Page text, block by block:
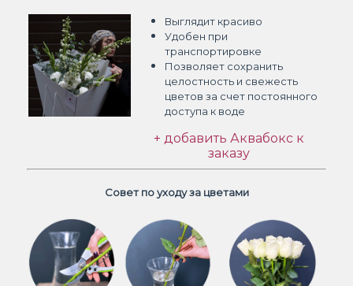
Выглядит красиво
Удобен при
транспортировке
Позволяет сохранить
целостность и свежесть
цветов за счет постоянного
доступа к воде
+ добавить Аквабокс к
заказу
Совет по уходу за цветами